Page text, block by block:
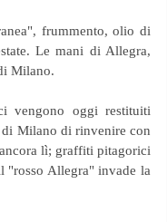
frummento, olio di
Le mani di Allegra,
Milano.
vengono oggi restituiti
di Milano di rinvenire con
lì; graffiti pitagorici
"rosso Allegra" invade la